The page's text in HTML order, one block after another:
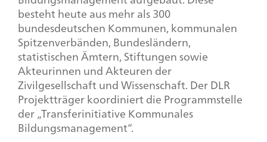
besteht heute aus mehr als 300
bundesdeutschen Kommunen, kommunalen
Spitzenverbänden, Bundesländern,
statistischen Ämtern, Stiftungen sowie
Akteurinnen und Akteuren der
Zivilgesellschaft und Wissenschaft. Der DLR
Projektträger koordiniert die Programmstelle
der „Transferinitiative Kommunales
Bildungsmanagement“.